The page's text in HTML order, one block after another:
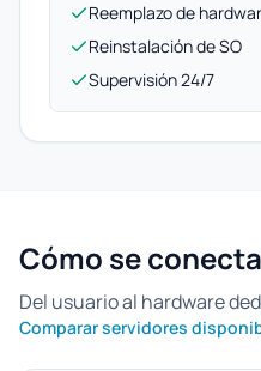
Reemplazo de
Reinstalación de SO
Supervisión 24/7
Cómo se
Del usuario al hardware
Comparar servidores